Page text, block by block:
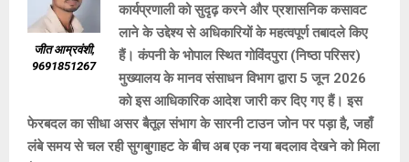
जीत आम्रवंशी,
9691851267
कार्यप्रणाली को सुदृढ़ करने और प्रशासनिक कसावट
लाने के उद्देश्य से अधिकारियों के महत्वपूर्ण तबादले किए
हैं। कंपनी के भोपाल स्थित गोविंदपुरा (निष्ठा परिसर)
मुख्यालय के मानव संसाधन विभाग द्वारा 5 जून 2026
को इस आधिकारिक आदेश जारी कर दिए गए हैं। इस
फेरबदल का सीधा असर बैतूल संभाग के सारनी टाउन जोन पर पड़ा है, जहाँ
लंबे समय से चल रही सुगबुगाहट के बीच अब एक नया बदलाव देखने को मिला